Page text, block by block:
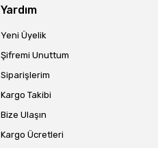
Yardım
Yeni Üyelik
Şifremi Unuttum
Siparişlerim
Kargo Takibi
Bize Ulaşın
Kargo Ücretleri